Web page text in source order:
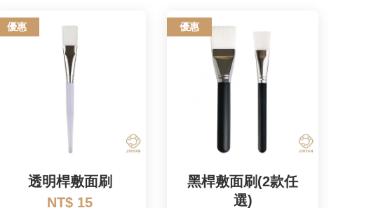
優惠
透明桿敷面刷
NT$ 15
優惠
黑桿敷面刷(2款任
選)